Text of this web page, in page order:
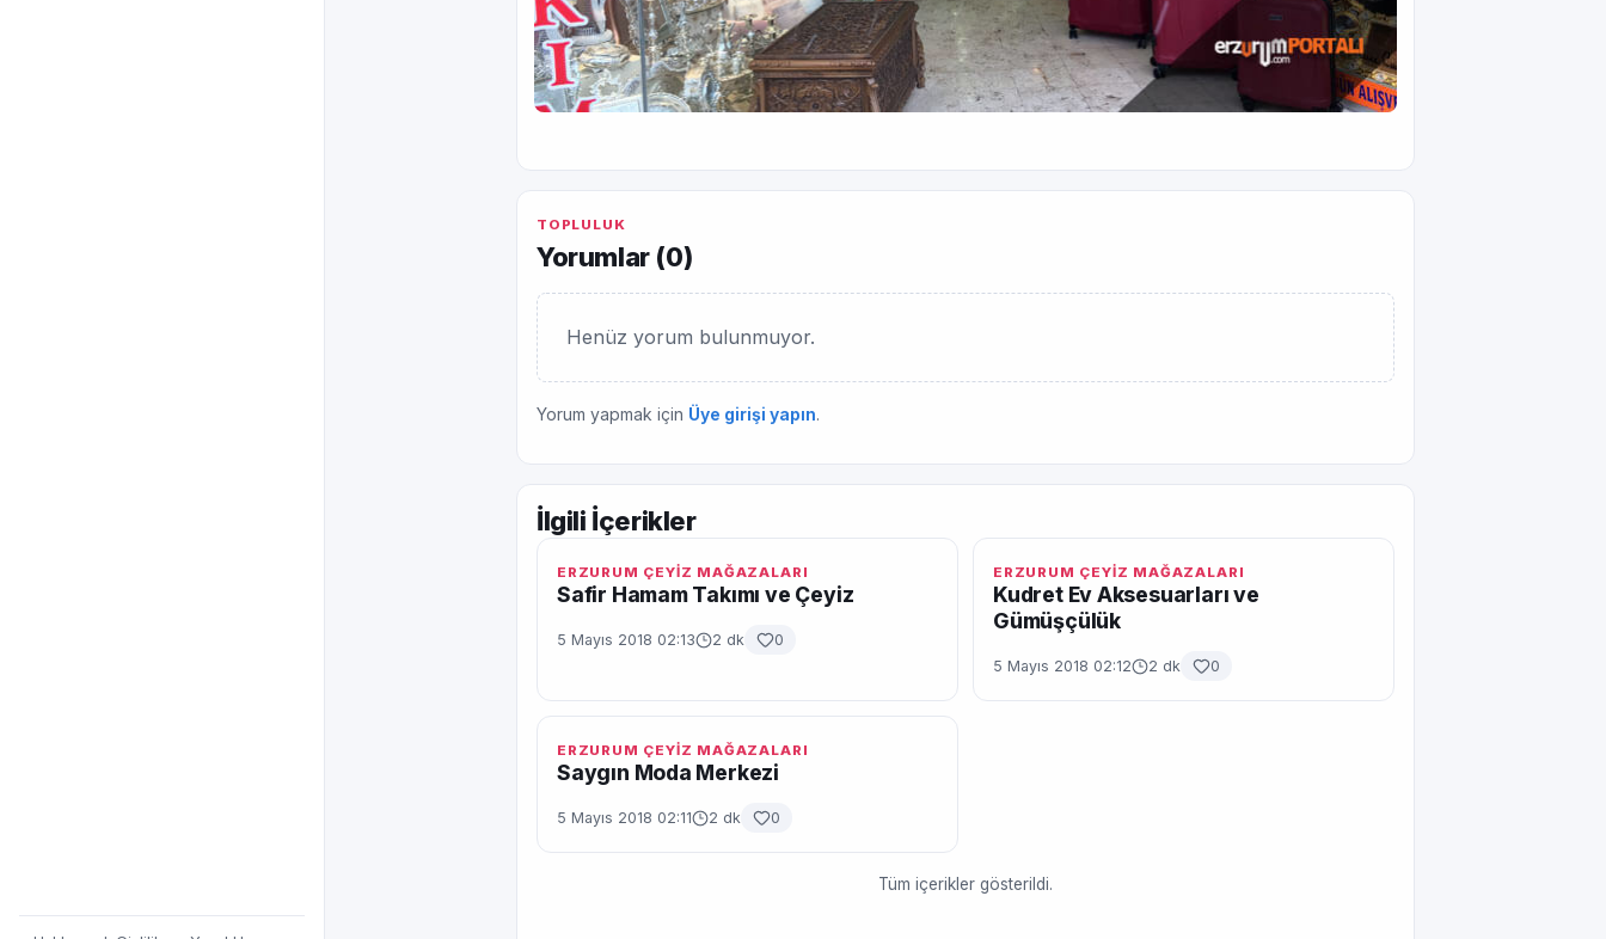
TOPLULUK
Yorumlar (0)
Henüz yorum bulunmuyor.
Yorum yapmak için Üye girişi yapın.
İlgili İçerikler
ERZURUM ÇEYİZ MAĞAZALARI
Safir Hamam Takımı ve Çeyiz
5 Mayıs 2018 02:13 2 dk 0
ERZURUM ÇEYİZ MAĞAZALARI
Kudret Ev Aksesuarları ve
Gümüşçülük
5 Mayıs 2018 02:12 2 dk 0
ERZURUM ÇEYİZ MAĞAZALARI
Saygın Moda Merkezi
5 Mayıs 2018 02:11 2 dk 0
Tüm içerikler gösterildi.